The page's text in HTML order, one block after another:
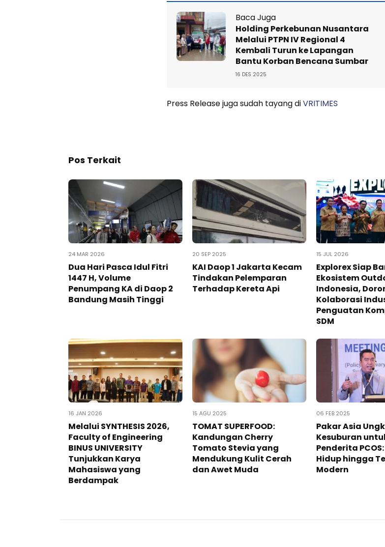
Baca Juga
Holding Perkebunan Nusantara
Melalui PTPN IV Regional 4
Kembali Turun ke Lapangan
Bantu Korban Bencana Sumbar
16 DES 2025
Press Release juga sudah tayang diVRITIMES
Pos Terkait
24 MAR 2026
Dua Hari Pasca Idul Fitri
1447 H, Volume
Penumpang KA di Daop 2
Bandung Masih Tinggi
20 SEP 2025
KAI Daop 1 Jakarta Kecam
Tindakan Pelemparan
Terhadap Kereta Api
15 JUL 2026
Explorex Siap
Ekosistem
Indonesia,
Kolaborasi
Penguatan
SDM
16 JAN 2026
Melalui SYNTHESIS 2026,
Faculty of Engineering
BINUS UNIVERSITY
Tunjukkan Karya
Mahasiswa yang
Berdampak
15 AGU 2025
TOMAT SUPERFOOD:
Kandungan Cherry
Tomato Stevia yang
Mendukung Kulit Cerah
dan Awet Muda
06 FEB 2025
Pakar Asia
Kesuburan
Penderita
Hidup hingga
Modern